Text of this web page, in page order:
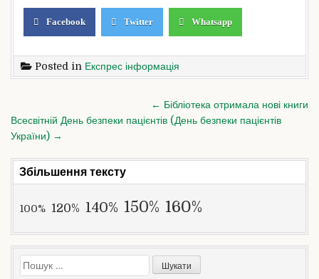
Facebook Twitter Whatsapp
Posted in Експрес інформація
записів
← Бібліотека отримала нові книги
Всесвітній День безпеки пацієнтів (День безпеки пацієнтів
України) →
Збільшення тексту
100% 120% 140% 150% 160%
Пошук: